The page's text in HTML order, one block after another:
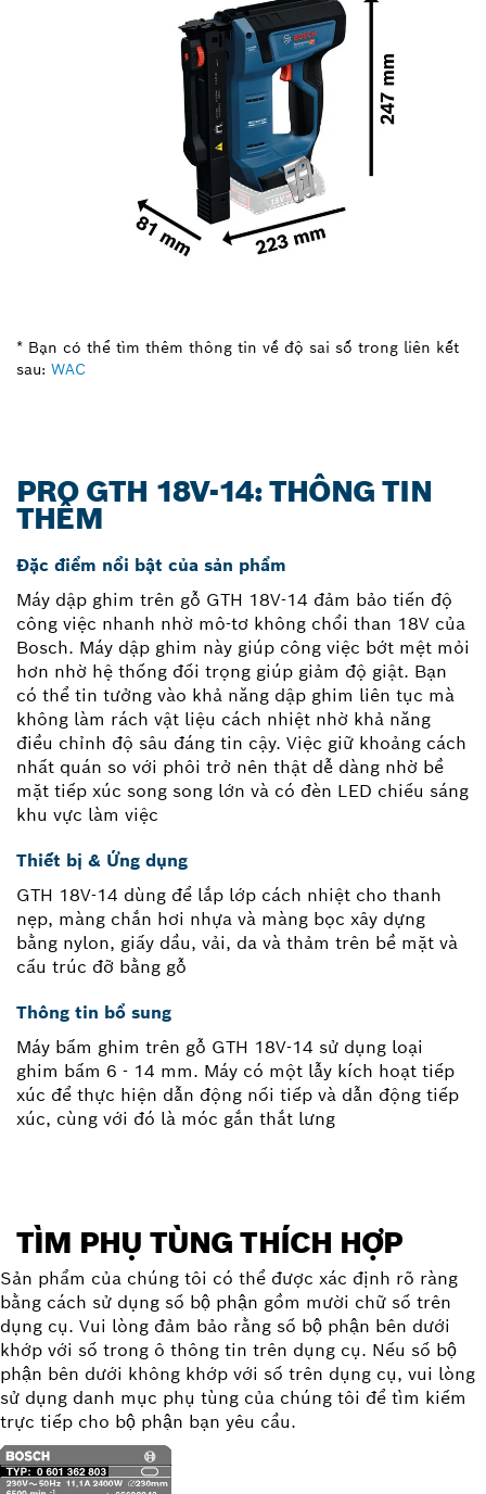
* Bạn có thể tìm thêm thông tin về độ sai số trong liên kết
sau: WAC
PRO GTH 18V-14: THÔNG TIN
THÊM
Đặc điểm nổi bật của sản phẩm
Máy dập ghim trên gỗ GTH 18V-14 đảm bảo tiến độ
công việc nhanh nhờ mô-tơ không chổi than 18V của
Bosch. Máy dập ghim này giúp công việc bớt mệt mỏi
hơn nhờ hệ thống đối trọng giúp giảm độ giật. Bạn
có thể tin tưởng vào khả năng dập ghim liên tục mà
không làm rách vật liệu cách nhiệt nhờ khả năng
điều chỉnh độ sâu đáng tin cậy. Việc giữ khoảng cách
nhất quán so với phôi trở nên thật dễ dàng nhờ bề
mặt tiếp xúc song song lớn và có đèn LED chiếu sáng
khu vực làm việc
Thiết bị & Ứng dụng
GTH 18V-14 dùng để lắp lớp cách nhiệt cho thanh
nẹp, màng chắn hơi nhựa và màng bọc xây dựng
bằng nylon, giấy dầu, vải, da và thảm trên bề mặt và
cấu trúc đỡ bằng gỗ
Thông tin bổ sung
Máy bấm ghim trên gỗ GTH 18V-14 sử dụng loại
ghim bấm 6 - 14 mm. Máy có một lẫy kích hoạt tiếp
xúc để thực hiện dẫn động nối tiếp và dẫn động tiếp
xúc, cùng với đó là móc gắn thắt lưng
TÌM PHỤ TÙNG THÍCH HỢP
Sản phẩm của chúng tôi có thể được xác định rõ ràng
bằng cách sử dụng số bộ phận gồm mười chữ số trên
dụng cụ. Vui lòng đảm bảo rằng số bộ phận bên dưới
khớp với số trong ô thông tin trên dụng cụ. Nếu số bộ
phận bên dưới không khớp với số trên dụng cụ, vui lòng
sử dụng danh mục phụ tùng của chúng tôi để tìm kiếm
trực tiếp cho bộ phận bạn yêu cầu.